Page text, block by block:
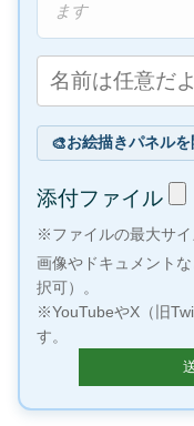
ます
🎨お絵描きパネルを
添付ファイル
※ファイルの最大サイ
画像やドキュメント
択可）。
※YouTubeやX（旧
す。